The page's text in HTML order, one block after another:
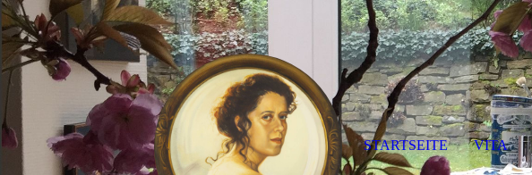
STARTSEITE VITA